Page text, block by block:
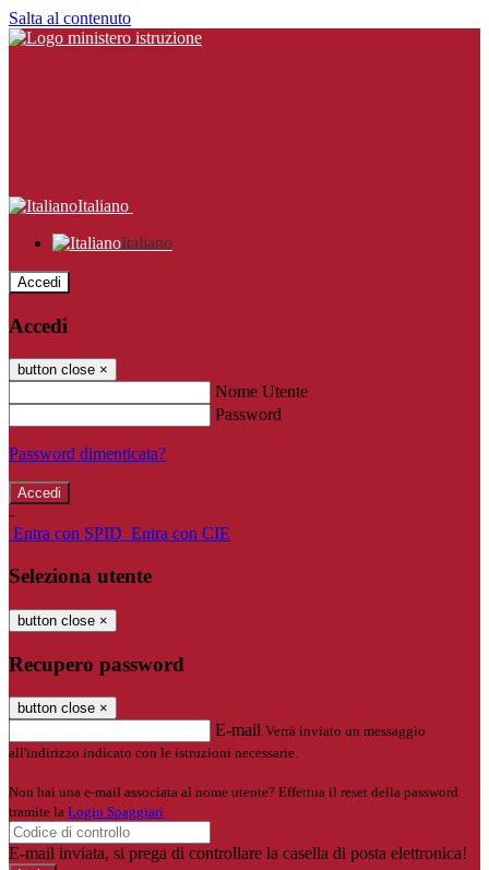
Salta al contenuto
Italiano
Italiano
Accedi
Accedi
button close ×
Nome Utente
Password
Password dimenticata?
-
Entra con SPID Entra con CIE
Seleziona utente
button close ×
Recupero password
button close ×
E-mail Verrà inviato un messaggio
all'indirizzo indicato con le istruzioni necessarie.
Non hai una e-mail associata al nome utente? Effettua il reset della password
tramite la Login Spaggiari
E-mail inviata, si prega di controllare la casella di posta elettronica!